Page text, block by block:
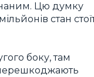
Цю думку
стан
боку, там